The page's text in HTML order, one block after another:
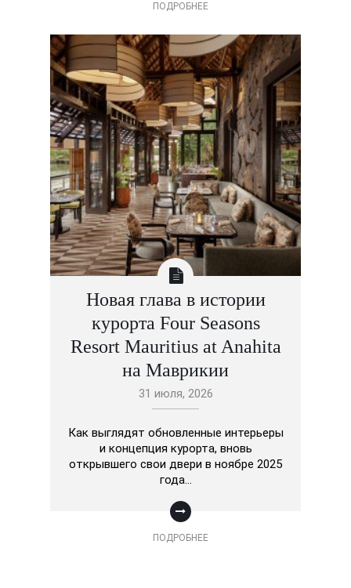
ПОДРОБНЕЕ
Новая глава в истории
курорта Four Seasons
Resort Mauritius at Anahita
на Маврикии
31 июля, 2026
Как выглядят обновленные интерьеры
и концепция курорта, вновь
открывшего свои двери в ноябре 2025
года…
ПОДРОБНЕЕ